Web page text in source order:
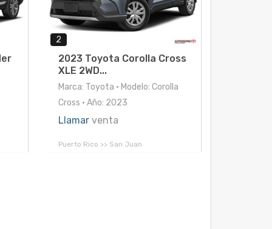
2
2023 Toyota Corolla Cross
XLE 2WD...
Marca: Toyota • Modelo: Corolla
Cross • Año: 2023
Llamar venta
Puerto Rico >> San Juan